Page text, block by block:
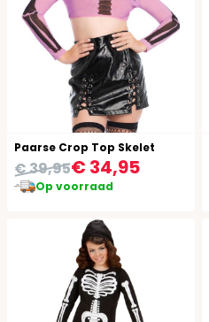
Paarse Crop Top Skelet
€ 34,95
€ 39,95
Op voorraad